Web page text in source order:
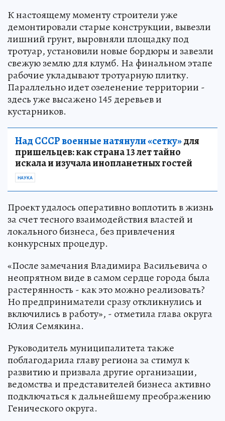
К настоящему моменту строители уже
демонтировали старые конструкции, вывезли
лишний грунт, выровняли площадку под
тротуар, установили новые бордюры и завезли
свежую землю для клумб. На финальном этапе
рабочие укладывают тротуарную плитку.
Параллельно идет озеленение территории -
здесь уже высажено 145 деревьев и
кустарников.
Над СССР военные натянули «сетку»для
пришельцев: как страна 13 лет тайно
искала и изучала инопланетных гостей
НАУКА
Проект удалось оперативно воплотить в жизнь
за счет тесного взаимодействия властей и
локального бизнеса, без привлечения
конкурсных процедур.
«После замечания Владимира Васильевича о
неопрятном виде в самом сердце города была
растерянность - как это можно реализовать?
Но предприниматели сразу откликнулись и
включились в работу», - отметила глава округа
Юлия Семякина.
Руководитель муниципалитета также
поблагодарила главу региона за стимул к
развитию и призвала другие организации,
ведомства и представителей бизнеса активно
подключаться к дальнейшему преображению
Генического округа.